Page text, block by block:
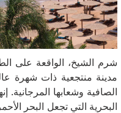
شرم الشيخ، الواقعة على
مدينة منتجعية ذات شهرة
الصافية وشعابها المرجانية.
البحرية التي تجعل البحر